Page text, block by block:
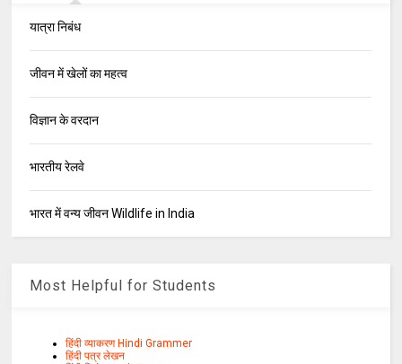
यात्रा निबंध
जीवन में खेलों का महत्व
विज्ञान के वरदान
भारतीय रेलवे
भारत में वन्य जीवन Wildlife in India
Most Helpful for Students
हिंदी व्याकरण Hindi Grammer
हिंदी पत्र लेखन